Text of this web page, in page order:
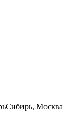
Москва